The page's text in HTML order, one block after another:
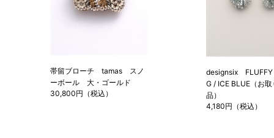
帯留ブローチ tamas スノ
ーボール 大・ゴールド
30,800円（税込）
designsix FLUFFY
G / ICE BLUE（お
品）
4,180円（税込）